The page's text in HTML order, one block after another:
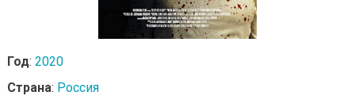
Год: 2020
Страна: Россия